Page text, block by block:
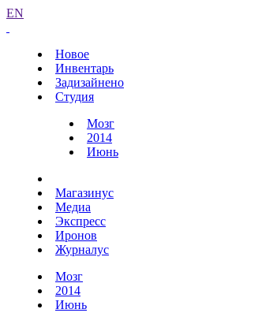
EN
Новое
Инвентарь
Задизайнено
Студия
Мозг
2014
Июнь
Магазинус
Медиа
Экспресс
Иронов
Журналус
Мозг
2014
Июнь